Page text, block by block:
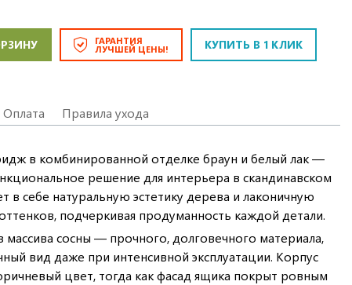
ГАРАНТИЯ
ЛУЧШЕЙ ЦЕНЫ! КУПИТЬ В 1 КЛИК
Оплата Правила ухода
в комбинированной отделке браун и белый лак —
решение для интерьера в скандинавском
в себе натуральную эстетику дерева и лаконичную
подчеркивая продуманность каждой детали.
сосны — прочного, долговечного материала,
вид даже при интенсивной эксплуатации. Корпус
цвет, тогда как фасад ящика покрыт ровным